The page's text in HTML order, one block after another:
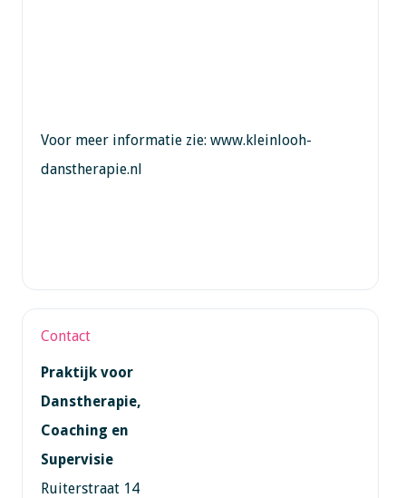
Voor meer informatie zie: www.kleinlooh-
danstherapie.nl
Contact
Praktijk voor
Danstherapie,
Coaching en
Supervisie
Ruiterstraat 14